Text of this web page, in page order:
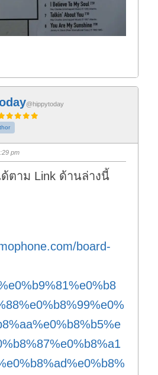
@hippytoday
pm
ตาม Link ด้านล่างนี้
board-